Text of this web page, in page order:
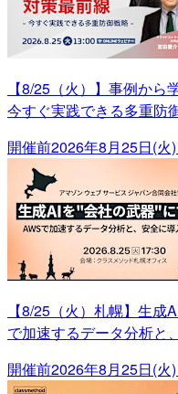
【8/25（火）】事例か
今すぐ実践できる多重防
開催前2026年8月25日(火
【8/25（火）札幌】生成
で加速するデータ分析と
開催前2026年8月25日(火